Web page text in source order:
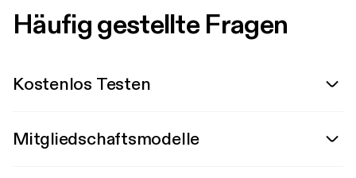
Häufig gestellte Fragen
Kostenlos Testen
Mitgliedschaftsmodelle